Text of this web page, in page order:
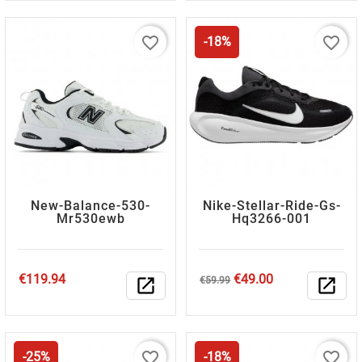
New-Balance-530-
Mr530ewb
Price
€119.94 open_in_new
favorite_border -18%
Nike-Stellar-Ride-Gs-
Hq3266-001
Regular
€59.99 Price
€49.00 open_in_new
favorite_border
-25% -18%